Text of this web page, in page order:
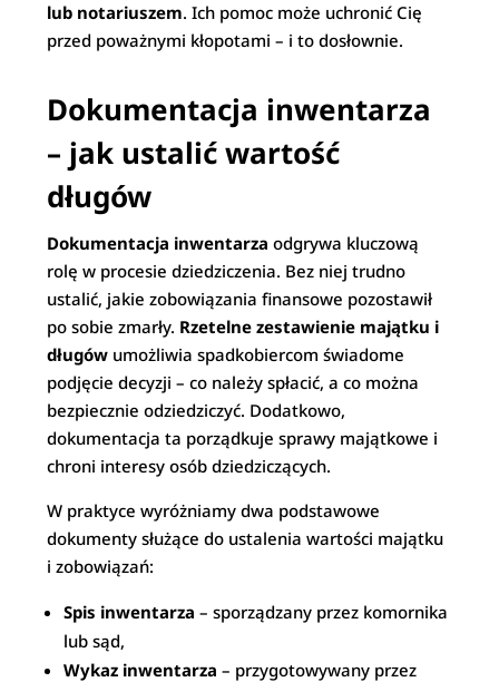
lub notariuszem. Ich pomoc może uchronić Cię
przed poważnymi kłopotami – i to dosłownie.
Dokumentacja inwentarza
– jak ustalić wartość
długów
Dokumentacja inwentarza odgrywa kluczową
rolę w procesie dziedziczenia. Bez niej trudno
ustalić, jakie zobowiązania finansowe pozostawił
po sobie zmarły. Rzetelne zestawienie majątku i
długów umożliwia spadkobiercom świadome
podjęcie decyzji – co należy spłacić, a co można
bezpiecznie odziedziczyć. Dodatkowo,
dokumentacja ta porządkuje sprawy majątkowe i
chroni interesy osób dziedziczących.
W praktyce wyróżniamy dwa podstawowe
dokumenty służące do ustalenia wartości majątku
i zobowiązań:
Spis inwentarza – sporządzany przez komornika
lub sąd,
Wykaz inwentarza – przygotowywany przez